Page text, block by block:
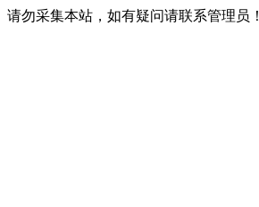
请勿采集本站，如有疑问请联系管理员！